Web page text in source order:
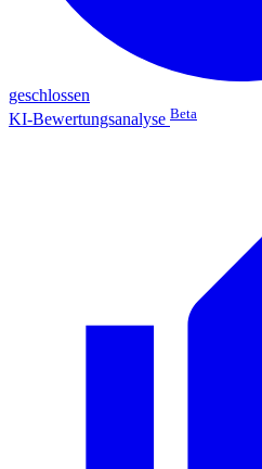
geschlossen
KI-Bewertungsanalyse Beta